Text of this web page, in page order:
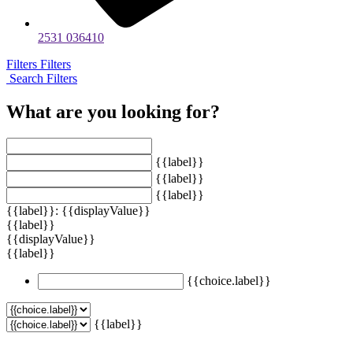
2531 036410
Filters Filters
Search Filters
What are you looking for?
{{label}}
{{label}}
{{label}}
{{label}}: {{displayValue}}
{{label}}
{{displayValue}}
{{label}}
{{choice.label}}
{{label}}